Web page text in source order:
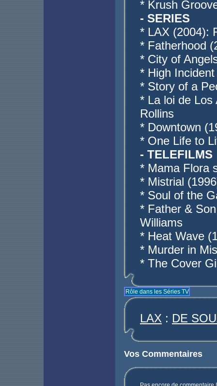
* Krush
- SERIES
* LAX (2004):
* Fatherhood
* City of
* High
* Story of a
* La loi de Los
Rollins
* Downtown
* One Life to
- TELEFILMS
* Mama Flora
* Mistrial
* Soul of the
* Father &
Williams
* Heat Wave
* Murder in
* The Cover
Rôle dans les Séries TV
LAX : DE
Vos Commentaires